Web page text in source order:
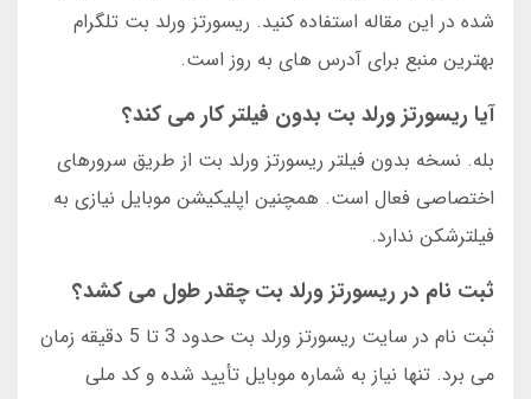
شده در این مقاله استفاده کنید. ریسورتز ورلد بت تلگرام
بهترین منبع برای آدرس های به روز است.
آیا ریسورتز ورلد بت بدون فیلتر کار می کند؟
بله. نسخه بدون فیلتر ریسورتز ورلد بت از طریق سرورهای
اختصاصی فعال است. همچنین اپلیکیشن موبایل نیازی به
فیلترشکن ندارد.
ثبت نام در ریسورتز ورلد بت چقدر طول می کشد؟
ثبت نام در سایت ریسورتز ورلد بت حدود 3 تا 5 دقیقه زمان
می برد. تنها نیاز به شماره موبایل تأیید شده و کد ملی